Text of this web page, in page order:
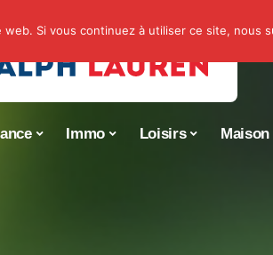
Immo Loisirs Maison
Si vous continuez à utiliser ce site, nous